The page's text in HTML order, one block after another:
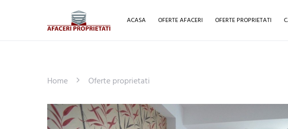
ACASA OFERTE AFACERI OFERTE PROPRIETATI
Home Oferte proprietati